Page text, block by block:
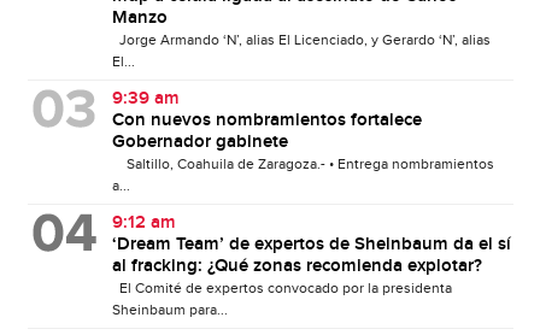
Manzo
Jorge Armando ‘N’, alias El Licenciado, y Gerardo ‘N’, alias
El...
9:39 am
Con nuevos nombramientos fortalece
Gobernador gabinete
Saltillo, Coahuila de Zaragoza.- • Entrega nombramientos
a...
9:12 am
‘Dream Team’ de expertos de Sheinbaum da el sí
al fracking: ¿Qué zonas recomienda explotar?
El Comité de expertos convocado por la presidenta
Sheinbaum para...